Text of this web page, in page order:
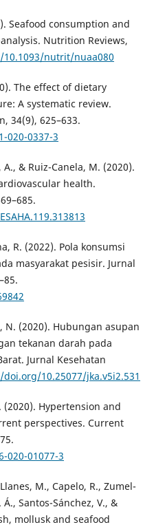
Seafood consumption and
Nutrition Reviews,
nutrit/nuaa080
The effect of dietary
A systematic review.
34(9), 625–633.
020-0337-3
& Ruiz-Canela, M. (2020).
health.
R. (2022). Pola konsumsi
masyarakat pesisir. Jurnal
N. (2020). Hubungan asupan
tekanan darah pada
Jurnal Kesehatan
10.25077/jka.v5i2.531
(2020). Hypertension and
perspectives. Current
020-01077-3
M., Capelo, R., Zumel-
Santos-Sánchez, V., &
mollusk and seafood